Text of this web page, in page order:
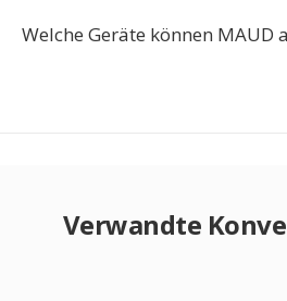
Welche Geräte können MAUD
Verwandte